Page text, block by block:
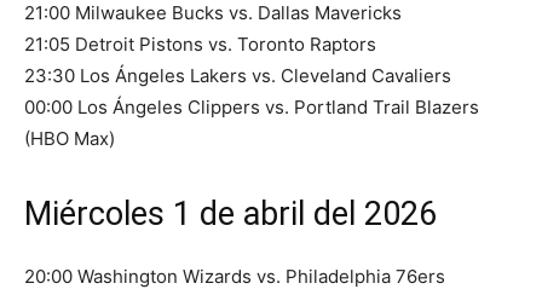
21:00 Milwaukee Bucks vs. Dallas Mavericks
21:05 Detroit Pistons vs. Toronto Raptors
23:30 Los Ángeles Lakers vs. Cleveland Cavaliers
00:00 Los Ángeles Clippers vs. Portland Trail Blazers
(HBO Max)
Miércoles 1 de abril del 2026
20:00 Washington Wizards vs. Philadelphia 76ers